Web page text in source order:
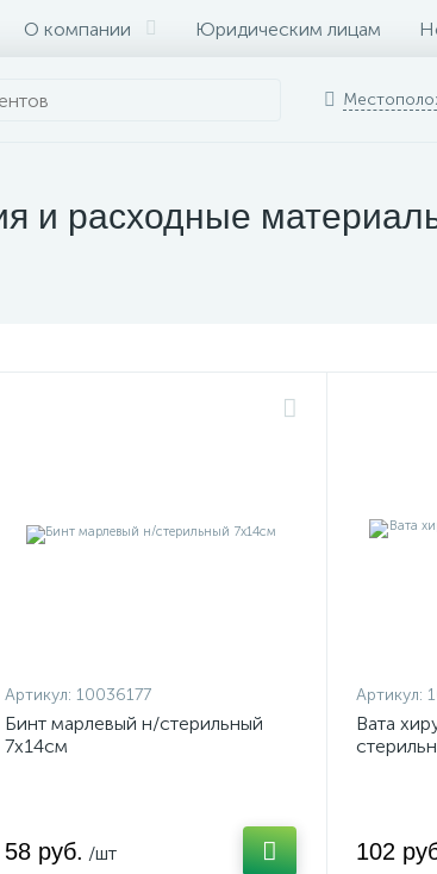
О компании Юридическим лицам
и расходные
Артикул: 10036177
Бинт марлевый н/стерильный
7х14см
58 руб. /шт
Артикул:
Вата
102